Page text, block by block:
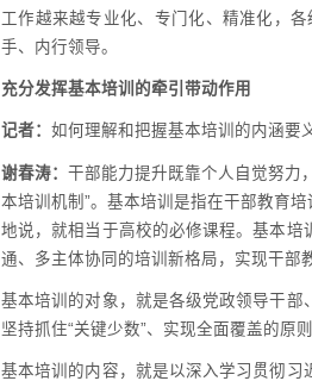
工作越来越专业化、专门化、精准化，
手、内行领导。
充分发挥基本培训的牵引带动作用
记者： 如何理解和把握基本培训的内涵要
谢春涛：干部能力提升既靠个人自觉努力
本培训机制”。基本培训是指在干部教育
地说，就相当于高校的必修课程。基本
通、多主体协同的培训新格局，实现干部
基本培训的对象，就是各级党政领导干
坚持抓住“关键少数”、实现全面覆盖的原
基本培训的内容，就是以深入学习贯彻习